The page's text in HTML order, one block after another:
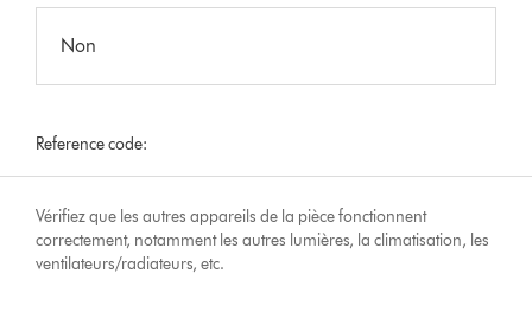
Non
Reference code:
Vérifiez que les autres appareils de la pièce fonctionnent
correctement, notamment les autres lumières, la climatisation, les
ventilateurs/radiateurs, etc.